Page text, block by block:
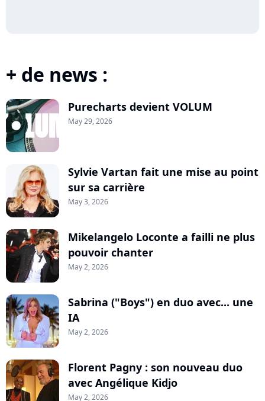
+ de news :
Purecharts devient VOLUM
May 29, 2026
Sylvie Vartan fait une mise au point
sur sa carrière
May 3, 2026
Mikelangelo Loconte a failli ne plus
pouvoir chanter
May 2, 2026
Sabrina ("Boys") en duo avec... une
IA
May 2, 2026
Florent Pagny : son nouveau duo
avec Angélique Kidjo
May 2, 2026